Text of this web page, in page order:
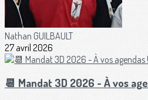
Nathan GUILBAULT
27 avril 2026
📆 Mandat 3D 2026 - À vos